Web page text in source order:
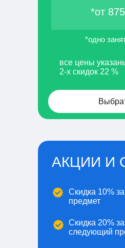
АКЦИИ И
*от
Скидка 10%
предмет
все цены
2-х скидок 22 %
Скидка 20%
следующий
*одно